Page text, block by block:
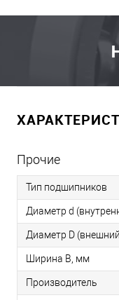
Прочие
Тип подшипников
Диаметр d
Диаметр D
Ширина B, мм
Производитель